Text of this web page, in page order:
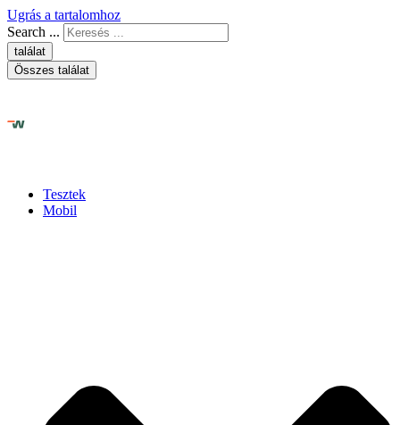
Ugrás a tartalomhoz
Search ...
találat
Összes találat
Tesztek
Mobil